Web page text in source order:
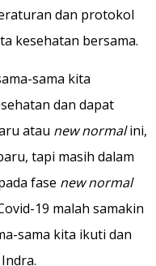
dan protokol
kesehatan bersama.
sama kita
dan dapat
atau new normalini,
tapi masih dalam
fase new normal
19 malah samakin
sama kita ikuti dan